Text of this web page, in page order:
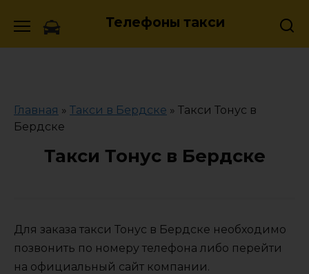
Телефоны такси
Главная » Такси в Бердске » Такси Тонус в
Бердске
Такси Тонус в Бердске
Для заказа такси Тонус в Бердске необходимо
позвонить по номеру телефона либо перейти
на официальный сайт компании.